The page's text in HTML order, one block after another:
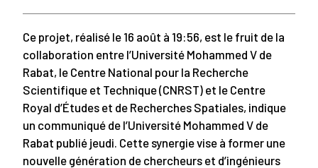
Ce projet, réalisé le 16 août à 19:56, est le fruit de la
collaboration entre l’Université Mohammed V de
Rabat, le Centre National pour la Recherche
Scientifique et Technique (CNRST) et le Centre
Royal d’Études et de Recherches Spatiales, indique
un communiqué de l’Université Mohammed V de
Rabat publié jeudi. Cette synergie vise à former une
nouvelle génération de chercheurs et d’ingénieurs